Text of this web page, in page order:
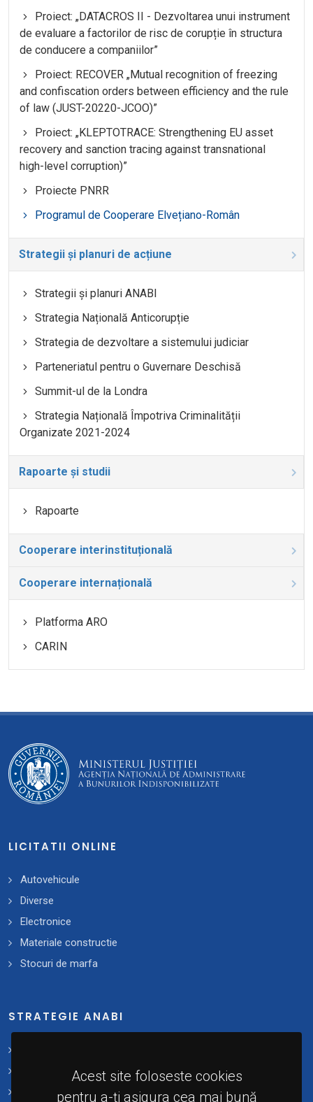
Acest site foloseste cookies
pentru a-ți asigura cea mai bună
Proiect: „DATACROS II - Dezvoltarea unui instrument
de evaluare a factorilor de risc de corupție în structura
de conducere a companiilor”
Proiect: RECOVER „Mutual recognition of freezing
and confiscation orders between efficiency and the rule
of law (JUST-20220-JCOO)”
Proiect: „KLEPTOTRACE: Strengthening EU asset
recovery and sanction tracing against transnational
high-level corruption)”
Proiecte PNRR
Programul de Cooperare Elvețiano-Român
Strategii și planuri de acțiune
Strategii și planuri ANABI
Strategia Națională Anticorupție
Strategia de dezvoltare a sistemului judiciar
Parteneriatul pentru o Guvernare Deschisă
Summit-ul de la Londra
Strategia Națională Împotriva Criminalității
Organizate 2021-2024
Rapoarte și studii
Rapoarte
Cooperare interinstituțională
Cooperare internațională
Platforma ARO
CARIN
LICITATII ONLINE
Autovehicule
Diverse
Electronice
Materiale constructie
Stocuri de marfa
STRATEGIE ANABI
Plan 2021 - 2025
Implementare